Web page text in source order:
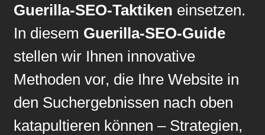
Guerilla-SEO-Taktiken einsetzen.
In diesem Guerilla-SEO-Guide
stellen wir Ihnen innovative
Methoden vor, die Ihre Website in
den Suchergebnissen nach oben
katapultieren können – Strategien,